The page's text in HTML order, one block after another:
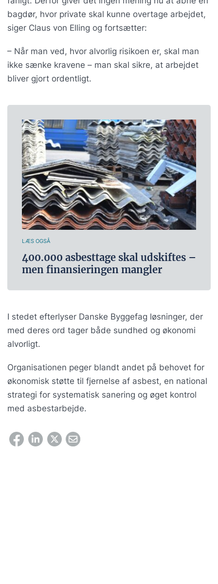
bagdør, hvor private skal kunne overtage arbejdet,
siger Claus von Elling og fortsætter:
– Når man ved, hvor alvorlig risikoen er, skal man
ikke sænke kravene – man skal sikre, at arbejdet
bliver gjort ordentligt.
LÆS OGSÅ
400.000 asbesttage skal udskiftes –
men finansieringen mangler
I stedet efterlyser Danske Byggefag løsninger, der
med deres ord tager både sundhed og økonomi
alvorligt.
Organisationen peger blandt andet på behovet for
økonomisk støtte til fjernelse af asbest, en national
strategi for systematisk sanering og øget kontrol
med asbestarbejde.